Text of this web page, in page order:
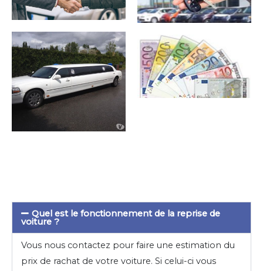
Quel est le fonctionnement de la reprise de
voiture ?
Vous nous contactez pour faire une estimation du
prix de rachat de votre voiture. Si celui-ci vous